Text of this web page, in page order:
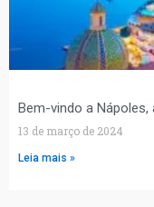
Bem-vindo a Nápoles,
13 de março de 2024
Leia mais »